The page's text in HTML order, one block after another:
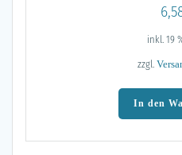
inkl. 19
zzgl.
In den